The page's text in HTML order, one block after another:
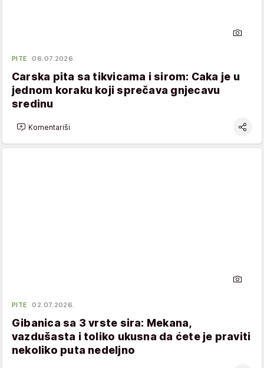
PITE 06.07.2026.
Carska pita sa tikvicama i sirom: Caka je u
jednom koraku koji sprečava gnjecavu
sredinu
Komentariši
PITE 02.07.2026.
Gibanica sa 3 vrste sira: Mekana,
vazdušasta i toliko ukusna da ćete je praviti
nekoliko puta nedeljno